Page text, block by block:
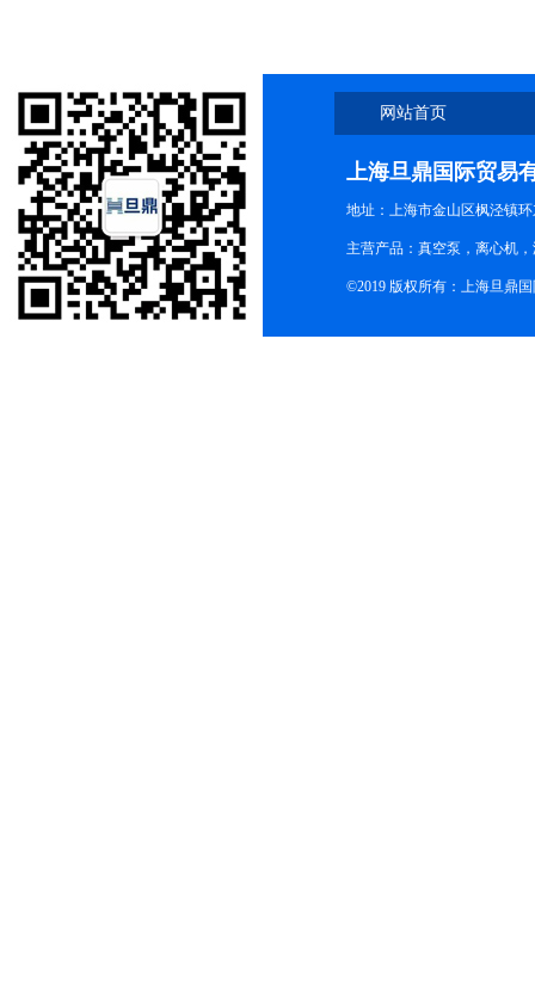
网站首页
上海旦鼎国际贸易
地址：上海市金山区枫泾镇
主营产品：真空泵，离心机
©2019 版权所有：上海旦鼎